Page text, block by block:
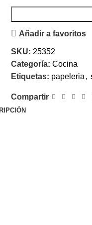
Añadir a favoritos
SKU: 25352
Categoría: Cocina
Etiquetas: papeleria ,
Compartir